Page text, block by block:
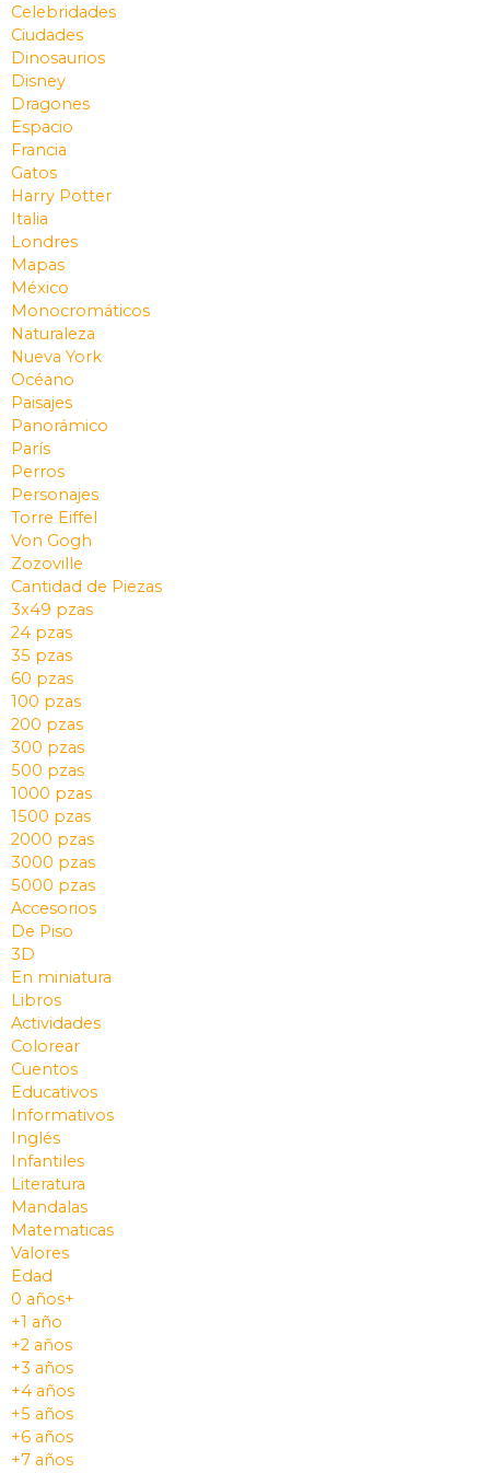
Celebridades
Ciudades
Dinosaurios
Disney
Dragones
Espacio
Francia
Gatos
Harry Potter
Italia
Londres
Mapas
México
Monocromáticos
Naturaleza
Nueva York
Océano
Paisajes
Panorámico
París
Perros
Personajes
Torre Eiffel
Von Gogh
Zozoville
Cantidad de Piezas
3x49 pzas
24 pzas
35 pzas
60 pzas
100 pzas
200 pzas
300 pzas
500 pzas
1000 pzas
1500 pzas
2000 pzas
3000 pzas
5000 pzas
Accesorios
De Piso
3D
En miniatura
Libros
Actividades
Colorear
Cuentos
Educativos
Informativos
Inglés
Infantiles
Literatura
Mandalas
Matematicas
Valores
Edad
0 años+
+1 año
+2 años
+3 años
+4 años
+5 años
+6 años
+7 años